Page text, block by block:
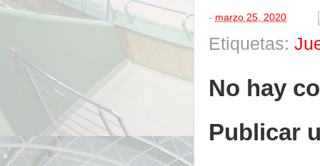
- marzo 25, 2020
Etiquetas:
No hay
Publicar